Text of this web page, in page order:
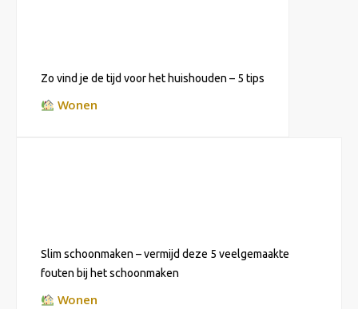
Zo vind je de tijd voor het huishouden – 5 tips
Wonen
Slim schoonmaken – vermijd deze 5 veelgemaakte
fouten bij het schoonmaken
Wonen